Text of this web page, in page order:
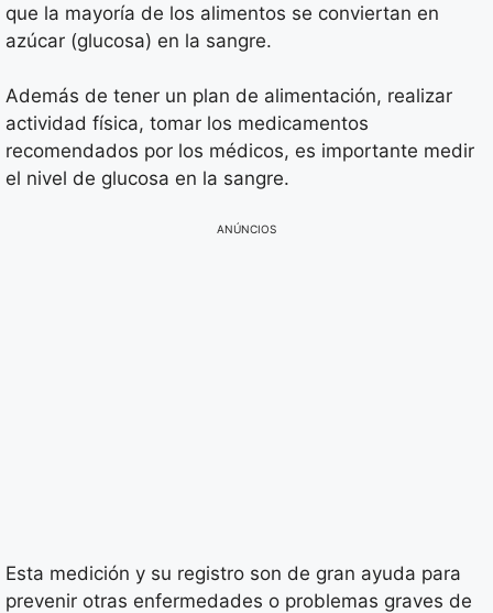
que la mayoría de los alimentos se conviertan en
azúcar (glucosa) en la sangre.
Además de tener un plan de alimentación, realizar
actividad física, tomar los medicamentos
recomendados por los médicos, es importante medir
el nivel de glucosa en la sangre.
ANÚNCIOS
Esta medición y su registro son de gran ayuda para
prevenir otras enfermedades o problemas graves de